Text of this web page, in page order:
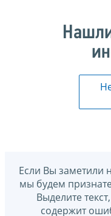
Если Вы заметили
мы будем
Выделите
содержит